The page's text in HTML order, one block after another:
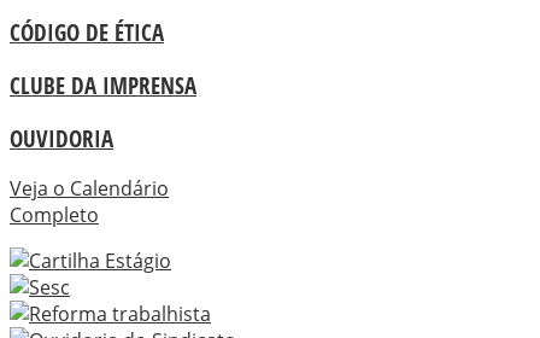
CÓDIGO DE ÉTICA
CLUBE DA IMPRENSA
OUVIDORIA
Veja o Calendário
Completo